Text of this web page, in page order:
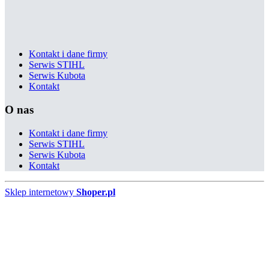
Kontakt i dane firmy
Serwis STIHL
Serwis Kubota
Kontakt
O nas
Kontakt i dane firmy
Serwis STIHL
Serwis Kubota
Kontakt
Sklep internetowy Shoper.pl